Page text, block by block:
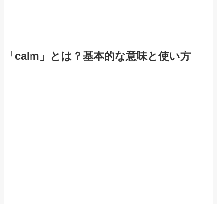
「calm」とは？基本的な意味と使い方